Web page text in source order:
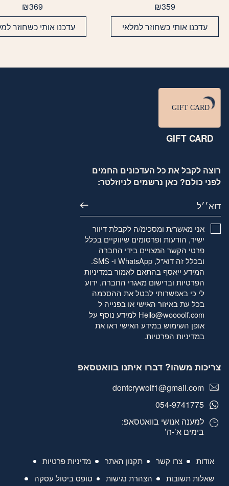
₪359
עדכנו אותי כשחוזר למלאי
₪369
עדכנו אותי כשחוזר
רוצה לקבל את כל העדכונים החמים
לפני כולם? כאן נרשמים לניוזלטר:
דוא׳׳ל
אני מאשר/ת ומסכימ/ה לקבלת דיוור
ישיר, הודעות ופרסומים שיווקיים בכלל
פרטי הקשר המצויים בידי החברה
ובכלל זה דוא"ל, WhatsApp ו- SMS.
המידע ייאסף בהתאם לאמורבמדיניות
הפרטיותוברישום מאגרי החברה. ידוע
לי כי באפשרותי לבטל את ההסכמה
בכל עת באיזור האישי או בפנייה ל
Hello@woooolf.com למידע נוסף על
אופן השימוש במידע האישי ראו את
במדיניות הפרטיות.
אודות צרו קשר תקנון האתר
מדיניות פרטיות
שאלות תשובות
הצהרת נגישות טופס ביטול עסקה
צריכות משהו? דברו איתנו בוואטסאפ
dontcrywolf1@gmail.com
054-9741775
למענה אנושי בוואטסאפ:
בימים א’-ה’
GIFT CARD